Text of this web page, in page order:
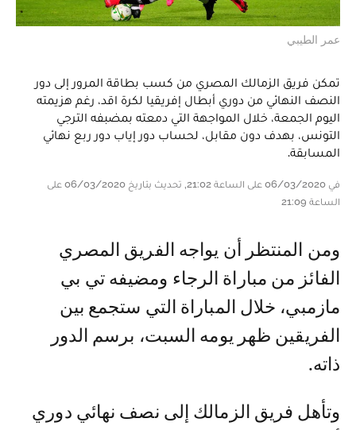
عمر الطيبي
تمكن فريق الزمالك المصري من كسب بطاقة المرور إلى دور
النصف النهائي من دوري أبطال إفريقيا لكرة اقد، رغم هزيمته
اليوم الجمعة، خلال المواجهة التي دمعته بمضبفه الترجي
التونس، بهدف دون مقابل، لحساب دور إياب دور ربع نهائي
المسابقة.
في 06/03/2020 على الساعة 21:02, تحديث بتاريخ 06/03/2020 على
الساعة 21:09
ومن المنتظر أن يواجه الفريق المصري
الفائز من مباراة الرجاء ومضيفه تي بي
مازمبي، خلال المباراة التي ستجمع بين
الفريقين ظهر يومه السبت، برسم الدور
ذاته.
وتأهل فريق الزمالك إلى نصف نهائي دوري